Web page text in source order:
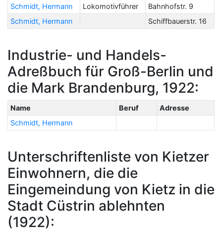
Schmidt, Hermann Lokomotivführer
Bahnhofstr. 9
Schmidt, Hermann
Schiffbauerstr. 16
Industrie- und Handels-
Adreßbuch für Groß-Berlin und
die Mark Brandenburg, 1922:
Name Beruf
Adresse
Schmidt, Hermann
Unterschriftenliste von Kietzer
Einwohnern, die die
Eingemeindung von Kietz in die
Stadt Cüstrin ablehnten
(1922):